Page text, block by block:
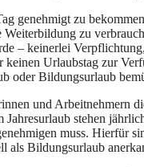
genehmigt zu
zu
– keinerlei
Urlaubstag zur
oder Bildungsurlaub
und Arbeitnehmern
stehen
muss. Hierfür
als Bildungsurlaub